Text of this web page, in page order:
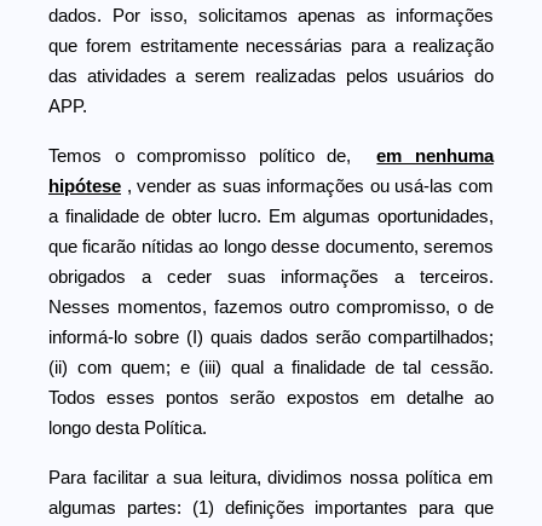
dados. Por isso, solicitamos apenas as informações
que forem estritamente necessárias para a realização
das atividades a serem realizadas pelos usuários do
APP.
Temos o compromisso político de,em nenhuma
hipótese , vender as suas informações ou usá-las com
a finalidade de obter lucro. Em algumas oportunidades,
que ficarão nítidas ao longo desse documento, seremos
obrigados a ceder suas informações a terceiros.
Nesses momentos, fazemos outro compromisso, o de
informá-lo sobre (I) quais dados serão compartilhados;
(ii) com quem; e (iii) qual a finalidade de tal cessão.
Todos esses pontos serão expostos em detalhe ao
longo desta Política.
Para facilitar a sua leitura, dividimos nossa política em
algumas partes: (1) definições importantes para que